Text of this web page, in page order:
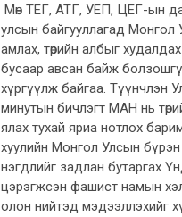
Мөн ТЕГ, АТГ, УЕП, ЦЕГ-ын
улсын байгууллагад
амлах, төрийн албыг
бусаар авсан байж
хүргүүлж байгаа. Түүнчлэн
минутын бичлэгт МАН нь
ялах тухай яриа нотлох
хуулийн Монгол Улсын
нэгдлийг задлан бутаргах
цэрэгжсэн фашист намын
олон нийтэд мэдээллэхийг